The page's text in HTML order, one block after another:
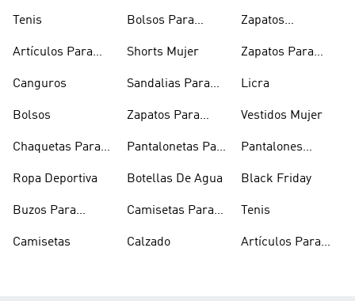
Tenis
Artículos Para
Canguros
Bolsos
Chaquetas Para
Ropa Deportiva
Buzos Para
Camisetas
Bolsos Para
Shorts Mujer
Sandalias Para
Zapatos Para
Pantalonetas Para
Botellas De Agua
Camisetas Para
Calzado
Zapatos
Zapatos Para
Licra
Vestidos Mujer
Pantalones
Black Friday
Tenis
Artículos Para